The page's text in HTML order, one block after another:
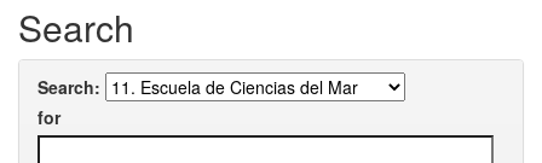
Search
Search:
for